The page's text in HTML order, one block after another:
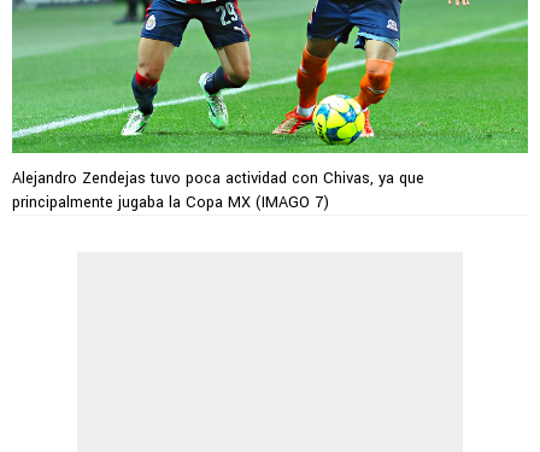
Alejandro Zendejas tuvo poca actividad con Chivas, ya que
principalmente jugaba la Copa MX (IMAGO 7)